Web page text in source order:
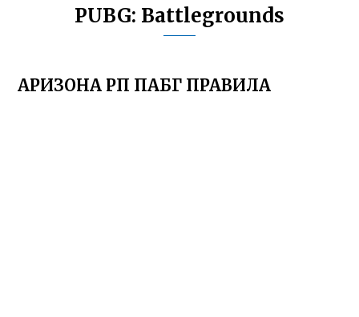
PUBG: Battlegrounds
АРИЗОНА РП ПАБГ ПРАВИЛА